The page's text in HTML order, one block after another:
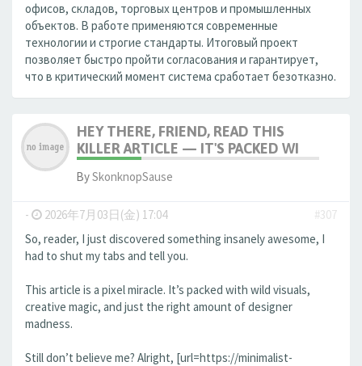
офисов, складов, торговых центров и промышленных
объектов. В работе применяются современные
технологии и строгие стандарты. Итоговый проект
позволяет быстро пройти согласования и гарантирует,
что в критический момент система сработает безотказно.
HEY THERE, FRIEND, READ THIS
KILLER ARTICLE — IT'S PACKED WI
BySkonknopSause
- 2026年7月03日(金) 17:04
#307
So, reader, I just discovered something insanely awesome, I
had to shut my tabs and tell you.
This article is a pixel miracle. It’s packed with wild visuals,
creative magic, and just the right amount of designer
madness.
Still don’t believe me? Alright, [url=https://minimalist-